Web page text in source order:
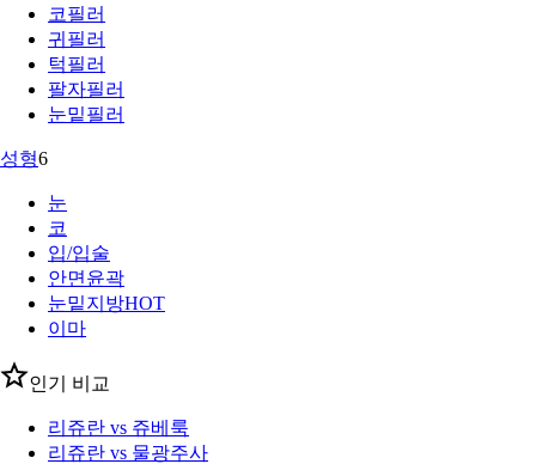
코필러
귀필러
턱필러
팔자필러
눈밑필러
성형6
눈
코
입/입술
안면윤곽
눈밑지방HOT
이마
인기 비교
리쥬란 vs 쥬베룩
리쥬란 vs 물광주사